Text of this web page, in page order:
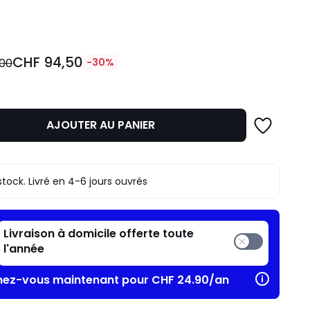
CHF 94,50 -30%
AJOUTER AU PANIER
Livré en 4-6 jours ouvrés
Livraison à domicile offerte toute
l'année
vous maintenant pour CHF 24.90/an​